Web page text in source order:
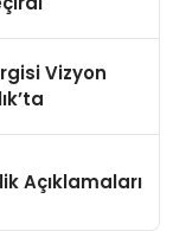
Vizyon
Açıklamaları